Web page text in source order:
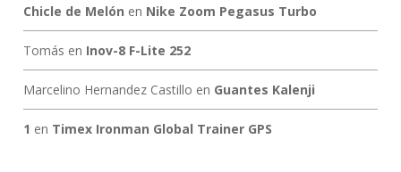
Chicle de Melón en Nike Zoom Pegasus Turbo
Tomás en Inov-8 F-Lite 252
Marcelino Hernandez Castillo en Guantes Kalenji
1 en Timex Ironman Global Trainer GPS